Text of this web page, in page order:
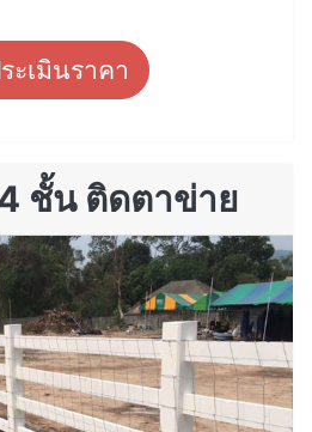
ะเมินราคา
ชั้น ติดตาข่าย